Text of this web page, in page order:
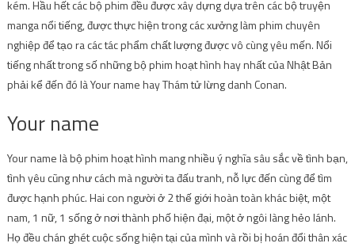
kém. Hầu hết các bộ phim đều được xây dựng dựa trên các bộ truyện
manga nổi tiếng, được thực hiện trong các xưởng làm phim chuyên
nghiệp để tạo ra các tác phẩm chất lượng được vô cùng yêu mến. Nổi
tiếng nhất trong số những bộ phim hoạt hình hay nhất của Nhật Bản
phải kể đến đó là Your name hay Thám tử lừng danh Conan.
Your name
Your name là bộ phim hoạt hình mang nhiều ý nghĩa sâu sắc về tình bạn,
tình yêu cũng như cách mà người ta đấu tranh, nỗ lực đến cùng để tìm
được hạnh phúc. Hai con người ở 2 thế giới hoàn toàn khác biệt, một
nam, 1 nữ, 1 sống ở nơi thành phố hiện đại, một ở ngôi làng hẻo lánh.
Họ đều chán ghét cuộc sống hiện tại của mình và rồi bị hoán đổi thân xác